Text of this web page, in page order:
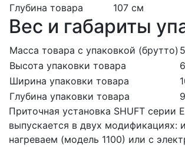
Глубина товара
107 см
Вес и габариты
Масса товара с упаковкой (брутто)
Высота упаковки товара
Ширина упаковки товара
Глубина упаковки товара
Приточная установка SHUFT серии
выпускается в двух модификациях:
нагреваем (модель 1100) или с